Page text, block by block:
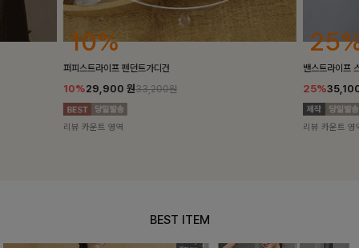
25%
밴스트라이프 스트링원피스
25%35,100 원46,800원
리뷰 카운트 영역
10%
[5천장돌파/
10%
리뷰 카운트 영
BEST ITEM